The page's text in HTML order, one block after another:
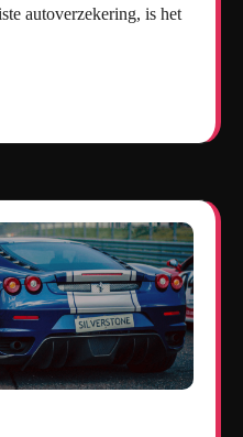
autoverzekering, is het